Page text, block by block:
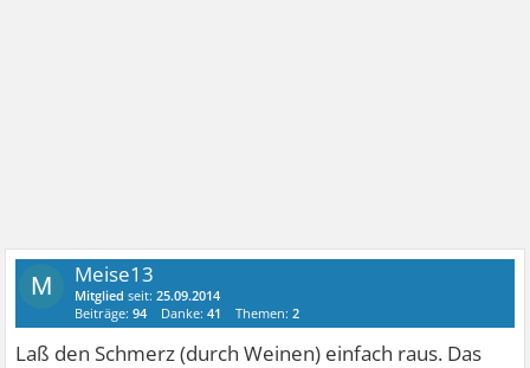
M Meise13
Mitglied seit:25.09.2014
Beiträge:94 Danke:41 Themen:2
Laß den Schmerz (durch Weinen) einfach raus. Das